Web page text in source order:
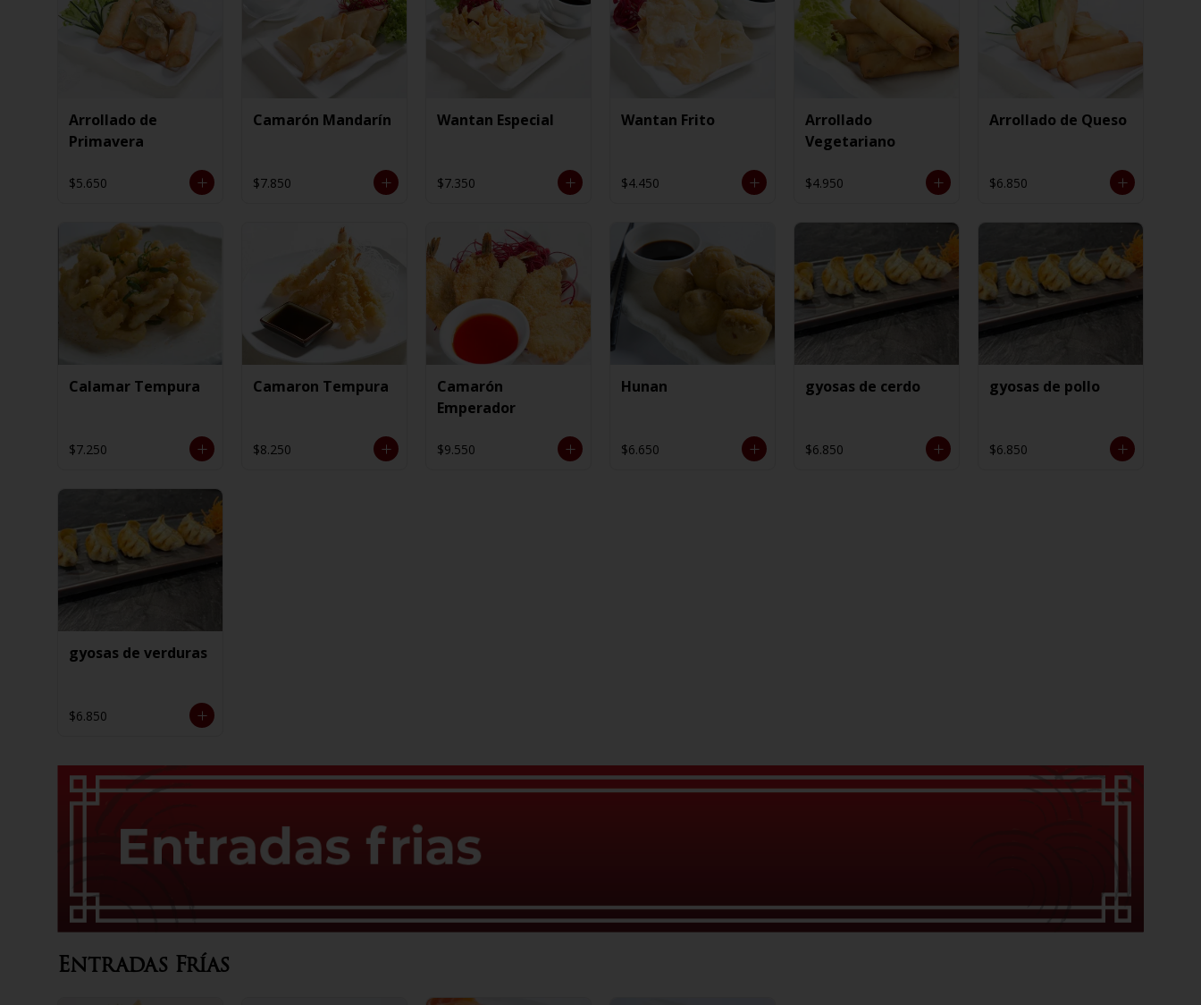
Arrollado de
Primavera
$5.650
Camarón Mandarín
$7.850
Wantan Especial
$7.350
Wantan Frito
$4.450
Arrollado
Vegetariano
$4.950
Arrollado de Queso
$6.850
Calamar Tempura
$7.250
Camaron Tempura
$8.250
Camarón
Emperador
$9.550
Hunan
$6.650
gyosas de cerdo
$6.850
gyosas de pollo
$6.850
gyosas de verduras
$6.850
Entradas Frías